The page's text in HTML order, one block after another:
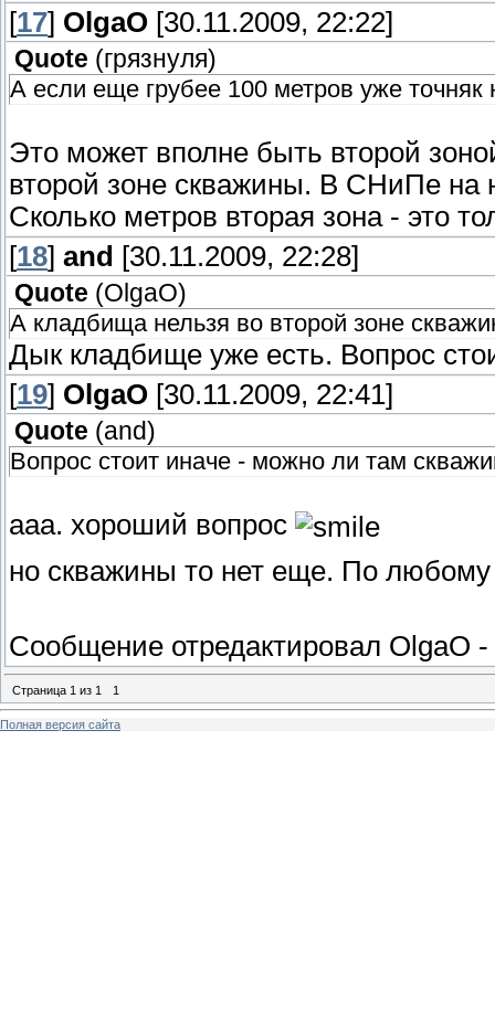
[17] OlgaO [30.11.2009, 22:22]
Quote (грязнуля)
А если еще грубее 100 метров уже точняк
Это может вполне быть второй
второй зоне скважины. В СНиПе на
Сколько метров вторая зона - это
[18] and [30.11.2009, 22:28]
Quote (OlgaO)
А кладбища нельзя во второй зоне
Дык кладбище уже есть. Вопрос
[19] OlgaO [30.11.2009, 22:41]
Quote (and)
Вопрос стоит иначе - можно ли там
ааа. хороший вопрос
но скважины то нет еще. По любому
Сообщение отредактировал OlgaO -
Страница 1 из 1 1
Полная версия сайта